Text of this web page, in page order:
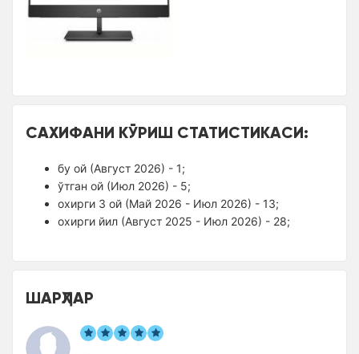
САХИФАНИ КЎРИШ СТАТИСТИКАСИ:
бу ой (Август 2026) - 1;
ўтган ой (Июл 2026) - 5;
оxирги 3 ой (Май 2026 - Июл 2026) - 13;
оxирги йил (Август 2025 - Июл 2026) - 28;
ШАРҲЛАР